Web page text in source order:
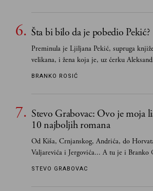
Šta bi bilo da je pobedio Pekić?
Preminula je Ljiljana Pekić, supruga
velikana, i žena koja je, uz ćerku
vodila računa o zaostavštini pisca. Ovu
poznavale
BRANKO ROSIĆ
Stevo Grabovac: Ovo je moja
10 najboljih romana
Od Kiša, Crnjanskog, Andrića, do
Valjarevića i Jergovića... A tu je i Branko
STEVO GRABOVAC